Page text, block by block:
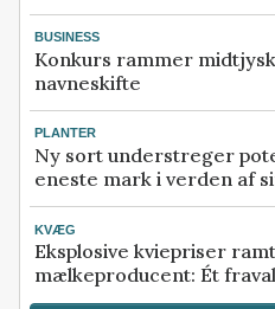
BUSINESS
Konkurs rammer
navneskifte
PLANTER
Ny sort understreger
eneste mark i verden af
KVÆG
Eksplosive kviepriser
mælkeproducent: Ét